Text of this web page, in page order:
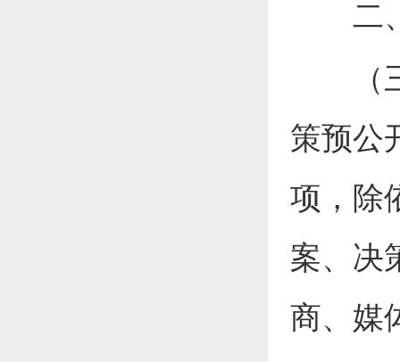
二、
（三
策预公
项，除
案、决
商、媒